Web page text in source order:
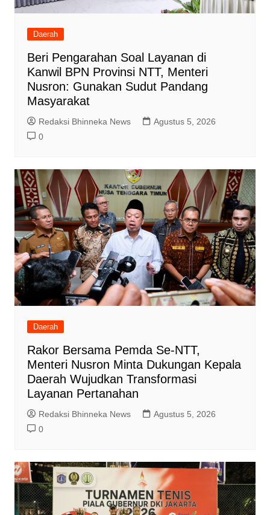
Daerah
Beri Pengarahan Soal Layanan di
Kanwil BPN Provinsi NTT, Menteri
Nusron: Gunakan Sudut Pandang
Masyarakat
Redaksi Bhinneka News
Agustus 5, 2026
0
Daerah
Rakor Bersama Pemda Se-NTT,
Menteri Nusron Minta Dukungan Kepala
Daerah Wujudkan Transformasi
Layanan Pertanahan
Redaksi Bhinneka News
Agustus 5, 2026
0